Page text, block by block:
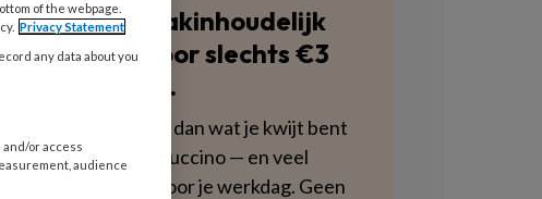
Blijf vakinhoudelijk
scherp voor slechts €3
per week.
Dat is minder dan wat je kwijt bent
aan een cappuccino — en veel
voedzamer voor je werkdag. Geen
of the webpage.
Privacy Statement
any data about you
or access
audience